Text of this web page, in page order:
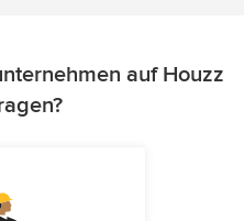
auf Houzz